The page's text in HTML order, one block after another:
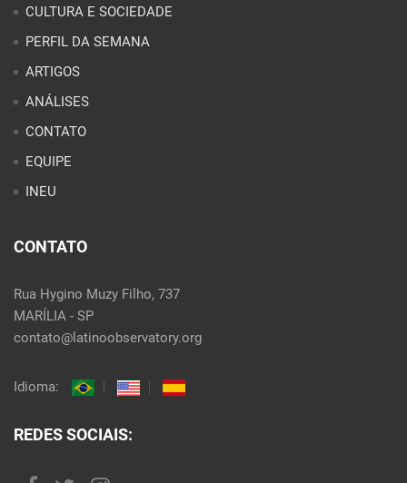
CULTURA E SOCIEDADE
PERFIL DA SEMANA
ARTIGOS
ANÁLISES
CONTATO
EQUIPE
INEU
CONTATO
Rua Hygino Muzy Filho, 737
MARÍLIA - SP
contato@latinoobservatory.org
Idioma:
REDES SOCIAIS: